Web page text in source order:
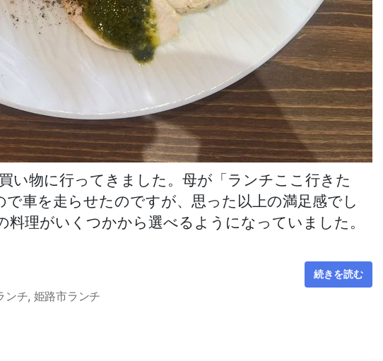
い物に行ってきました。母が「ランチここ行きた
車を走らせたのですが、思った以上の満足感でし
料理がいくつかから選べるようになっていました。
続きを読む
ンチ, 姫路市ランチ